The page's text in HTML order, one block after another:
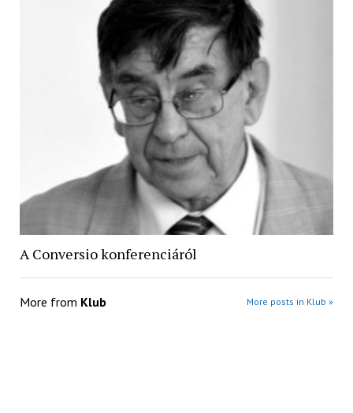
A Conversio konferenciáról
More from Klub More posts in Klub »